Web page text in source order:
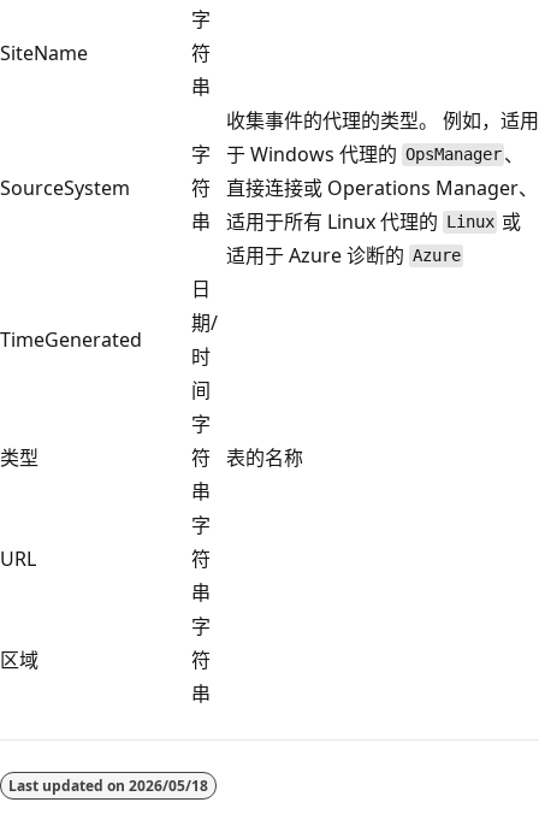
SiteName
字
符
串
SourceSystem
字
符
串
收集事件的代理的类型。 例如，适用
于 Windows 代理的 OpsManager 、
直接连接或 Operations Manager、
适用于所有 Linux 代理的 Linux 或
适用于 Azure 诊断的 Azure
TimeGenerated
日
期/
时
间
类型
字
符
串
表的名称
URL
字
符
串
区域
字
符
串
模Last updated on 2026/05/18